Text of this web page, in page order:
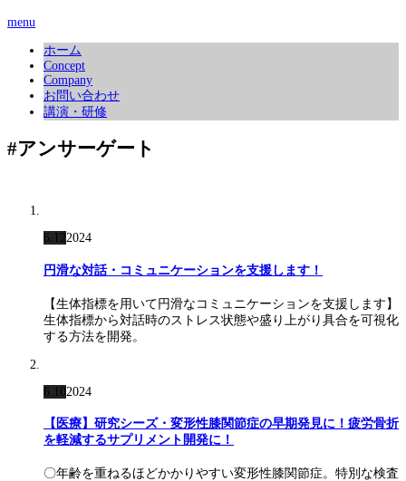
menu
ホーム
Concept
Company
お問い合わせ
講演・研修
#アンサーゲート
6.122024
円滑な対話・コミュニケーションを支援します！
【生体指標を用いて円滑なコミュニケーションを支援します】
生体指標から対話時のストレス状態や盛り上がり具合を可視化
する方法を開発。
6.102024
【医療】研究シーズ・変形性膝関節症の早期発見に！疲労骨折
を軽減するサプリメント開発に！
〇年齢を重ねるほどかかりやすい変形性膝関節症。特別な検査